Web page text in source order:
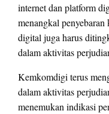
internet dan platform
menangkal
digital juga harus
dalam aktivitas
Kemkomdigi terus
dalam aktivitas
menemukan indikasi